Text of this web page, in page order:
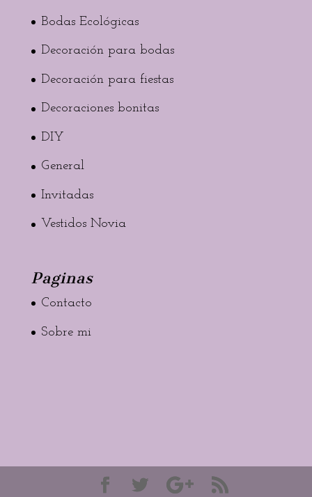
Bodas Ecológicas
Decoración para bodas
Decoración para fiestas
Decoraciones bonitas
DIY
General
Invitadas
Vestidos Novia
Paginas
Contacto
Sobre mi